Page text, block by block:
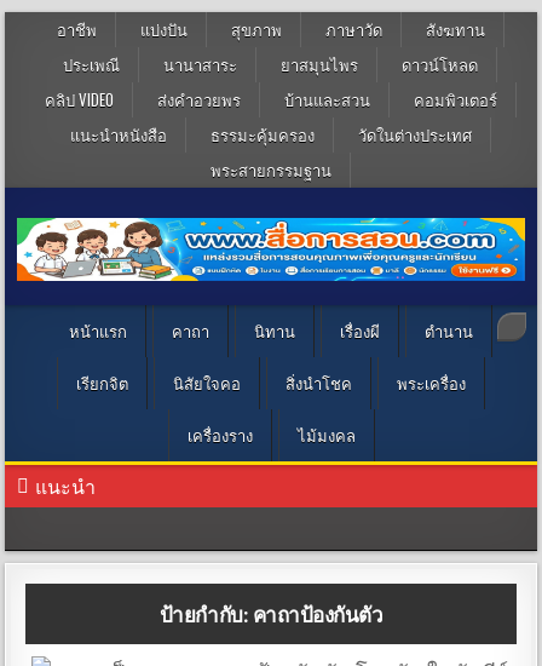
อาชีพ แบ่งปัน สุขภาพ ภาษาวัด
สังฆทาน
ประเพณี
นานาสาระ ยาสมุนไพร
ดาวน์โหลด
คลิป VIDEO
ส่งคำอวยพร บ้านและสวน
คอมพิวเตอร์
แนะนำหนังสือ
ธรรมะคุ้มครอง
วัดในต่างประเทศ
พระสายกรรมฐาน
หน้าแรก คาถา นิทาน เรื่องผี ตำนาน
เรียกจิต นิสัยใจคอ สิ่งนำโชค พระเครื่อง
เครื่องราง ไม้มงคล
แนะนำ
ป้ายกำกับ: คาถาป้องกันตัว